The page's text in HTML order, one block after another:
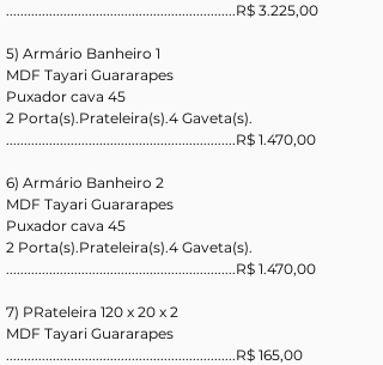
................................................................R$ 3.225,00
5) Armário Banheiro 1
MDF Tayari Guararapes
Puxador cava 45
2 Porta(s).Prateleira(s).4 Gaveta(s).
................................................................R$ 1.470,00
6) Armário Banheiro 2
MDF Tayari Guararapes
Puxador cava 45
2 Porta(s).Prateleira(s).4 Gaveta(s).
................................................................R$ 1.470,00
7) PRateleira 120 x 20 x 2
MDF Tayari Guararapes
................................................................R$ 165,00